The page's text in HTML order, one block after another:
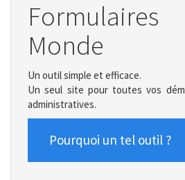
Formulaires
Monde
Un outil simple et efficace.
Un seul site pour toutes vos
administratives.
Pourquoi un tel outil ?